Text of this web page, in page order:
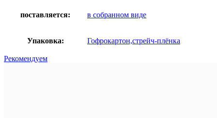
поставляется: в собранном виде
Упаковка: Гофрокартон,стрейч-плёнка
Рекомендуем